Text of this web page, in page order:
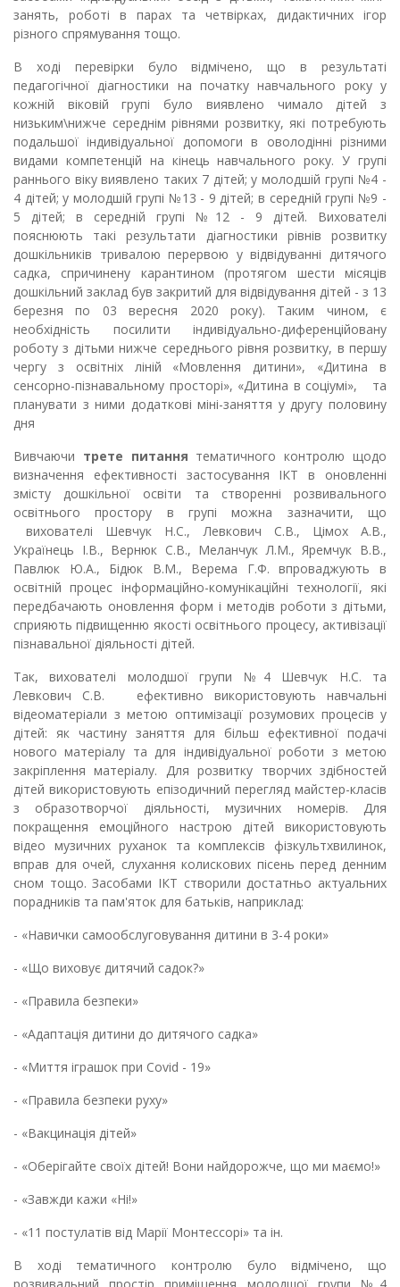
занять, роботі в парах та четвірках, дидактичних ігор
різного спрямування тощо.
В ході перевірки було відмічено, що в результаті
педагогічної діагностики на початку навчального року у
кожній віковій групі було виявлено чимало дітей з
низьким\нижче середнім рівнями розвитку, які потребують
подальшої індивідуальної допомоги в оволодінні різними
видами компетенцій на кінець навчального року. У групі
раннього віку виявлено таких 7 дітей; у молодшій групі №4 -
4 дітей; у молодшій групі №13 - 9 дітей; в середній групі №9 -
5 дітей; в середній групі №12 - 9 дітей. Вихователі
пояснюють такі результати діагностики рівнів розвитку
дошкільників тривалою перервою у відвідуванні дитячого
садка, спричинену карантином (протягом шести місяців
дошкільний заклад був закритий для відвідування дітей - з 13
березня по 03 вересня 2020 року). Таким чином, є
необхідність посилити індивідуально-диференційовану
роботу з дітьми нижче середнього рівня розвитку, в першу
чергу з освітніх ліній «Мовлення дитини», «Дитина в
сенсорно-пізнавальному просторі», «Дитина в соціумі», та
планувати з ними додаткові міні-заняття у другу половину
дня
Вивчаючи трете питання тематичного контролю щодо
визначення ефективності застосування ІКТ в оновленні
змісту дошкільної освіти та створенні розвивального
освітнього простору в групі можна зазначити, що
вихователі Шевчук Н.С., Левкович С.В., Цімох А.В.,
Українець І.В., Вернюк С.В., Меланчук Л.М., Яремчук В.В.,
Павлюк Ю.А., Бідюк В.М., Верема Г.Ф. впроваджують в
освітній процес інформаційно-комунікаційні технології, які
передбачають оновлення форм і методів роботи з дітьми,
сприяють підвищенню якості освітнього процесу, активізації
пізнавальної діяльності дітей.
Так, вихователі молодшої групи №4 Шевчук Н.С. та
Левкович С.В. ефективно використовують навчальні
відеоматеріали з метою оптимізації розумових процесів у
дітей: як частину заняття для більш ефективної подачі
нового матеріалу та для індивідуальної роботи з метою
закріплення матеріалу. Для розвитку творчих здібностей
дітей використовують епізодичний перегляд майстер-класів
з образотворчої діяльності, музичних номерів. Для
покращення емоційного настрою дітей використовують
відео музичних руханок та комплексів фізкультхвилинок,
вправ для очей, слухання колискових пісень перед денним
сном тощо. Засобами ІКТ створили достатньо актуальних
порадників та пам'яток для батьків, наприклад:
- «Навички самообслуговування дитини в 3-4 роки»
- «Що виховує дитячий садок?»
- «Правила безпеки»
- «Адаптація дитини до дитячого садка»
- «Миття іграшок при Сovid - 19»
- «Правила безпеки руху»
- «Вакцинація дітей»
- «Оберігайте своїх дітей! Вони найдорожче, що ми маємо!»
- «Завжди кажи «Ні!»
- «11 постулатів від Марії Монтессорі» та ін.
В ході тематичного контролю було відмічено, що